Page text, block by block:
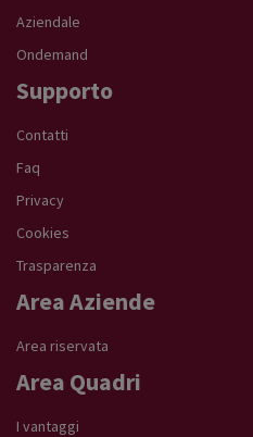
Aziendale
Ondemand
Supporto
Contatti
Faq
Privacy
Cookies
Trasparenza
Area Aziende
Area riservata
Area Quadri
I vantaggi